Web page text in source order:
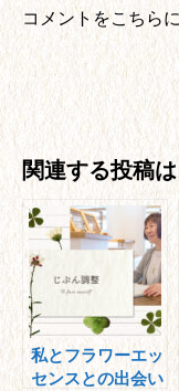
コメントをこちら
関連する投稿
私とフラワーエッ
センスとの出会い